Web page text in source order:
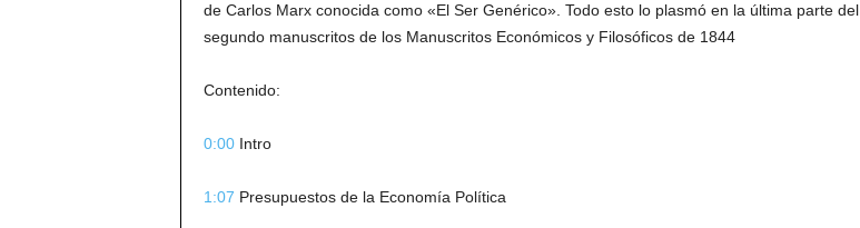
de Carlos Marx conocida como «El Ser Genérico». Todo esto lo plasmó en la última parte del
segundo manuscritos de los Manuscritos Económicos y Filosóficos de 1844
Contenido:
0:00Intro
1:07 Presupuestos de la Economía Política